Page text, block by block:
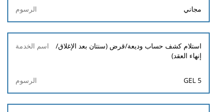
مجاني
استلام كشف حساب وديعة/قرض (سنتان بعد الإغلاق/
إنهاء العقد)
5 GEL